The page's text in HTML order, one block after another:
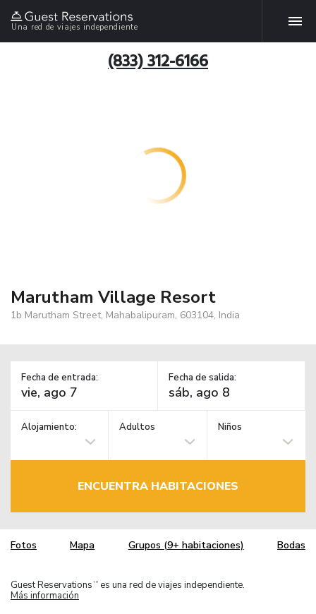
Una red de viajes independiente
(833) 312-6166
Marutham Village Resort
1b Marutham Street, Mahabalipuram, 603104, India
Fecha de entrada: Fecha de salida:
Alojamiento: Adultos Niños
ENCUENTRA HABITACIONES
Fotos Mapa Grupos (9+ habitaciones) Bodas
Guest Reservations TM
es una red de viajes independiente.
Más información